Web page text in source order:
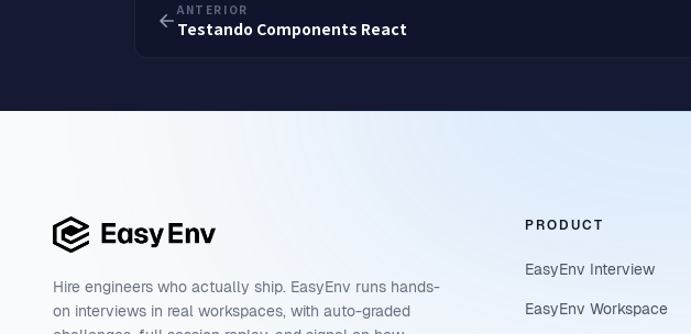
ANTERIOR
Testando Components React
Hire engineers who actually ship. EasyEnv runs hands-
on interviews in real workspaces, with auto-graded
PRODUCT
EasyEnv Interview
EasyEnv Workspace